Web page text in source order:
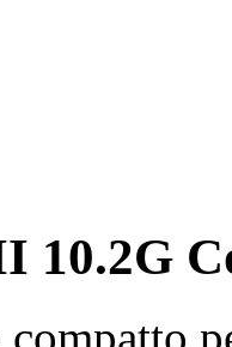
10.2G